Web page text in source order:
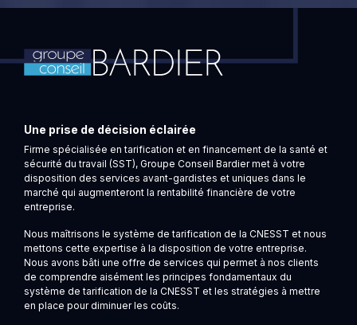
Une prise de décision éclairée
Firme spécialisée en tarification et en financement de la santé et
sécurité du travail (SST), Groupe Conseil Bardier met à votre
disposition des services avant-gardistes et uniques dans le
marché qui augmenteront la rentabilité financière de votre
entreprise.
Nous maîtrisons le système de tarification de la CNESST et nous
mettons cette expertise à la disposition de votre entreprise.
Nous avons bâti une offre de services qui permet à nos clients
de comprendre aisément les principes fondamentaux du
système de tarification de la CNESST et les stratégies à mettre
en place pour diminuer les coûts.